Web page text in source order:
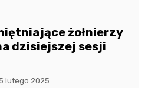
żołnierzy
dzisiejszej sesji
lutego 2025